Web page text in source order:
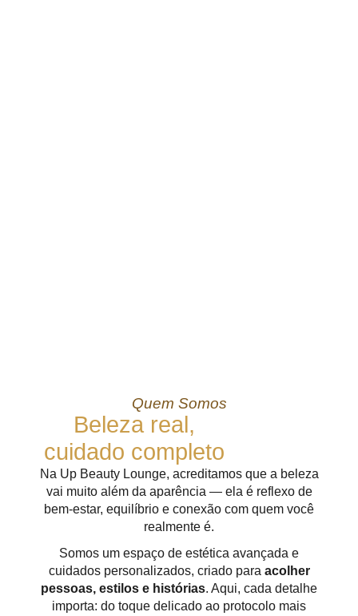
Quem Somos
Beleza real,
cuidado completo
Na Up Beauty Lounge, acreditamos que a beleza
vai muito além da aparência — ela é reflexo de
bem-estar, equilíbrio e conexão com quem você
realmente é.
Somos um espaço de estética avançada e
cuidados personalizados, criado para acolher
pessoas, estilos e histórias. Aqui, cada detalhe
importa: do toque delicado ao protocolo mais